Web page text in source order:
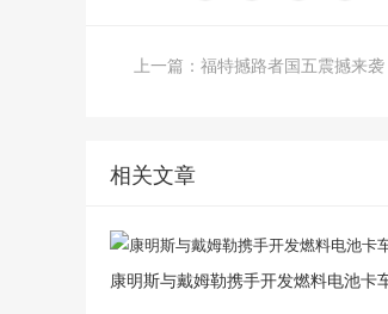
相关文章
康明斯与戴姆勒携手开发燃料电池卡